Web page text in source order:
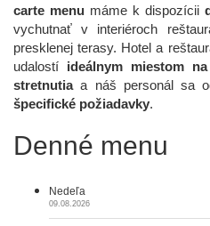
carte menu máme k dispozícii
vychutnať v interiéroch
presklenej terasy. Hotel a
udalostí ideálnym miestom
stretnutiaa náš personál sa
špecifické požiadavky.
Denné menu
Nedeľa
09.08.2026